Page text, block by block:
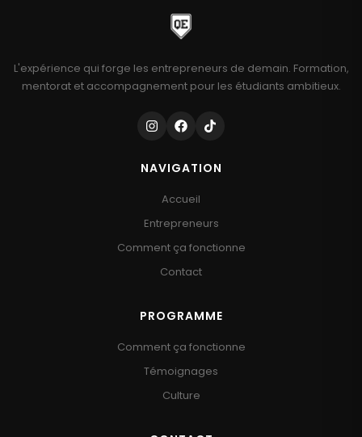
L'expérience qui forge les entrepreneurs de demain. Formation,
mentorat et accompagnement pour les étudiants ambitieux.
NAVIGATION
Accueil
Entrepreneurs
Comment ça fonctionne
Contact
PROGRAMME
Comment ça fonctionne
Témoignages
Culture